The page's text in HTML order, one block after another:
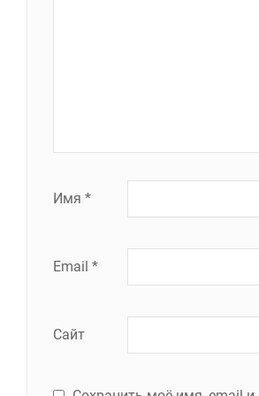
Имя *
Email *
Сайт